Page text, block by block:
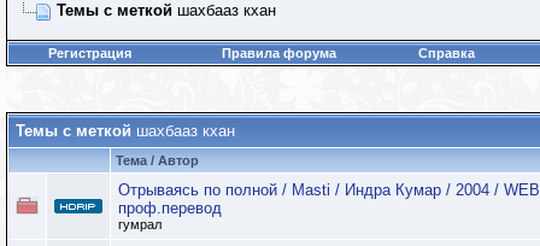
Темы с меткой шахбааз кхан
Регистрация Правила форума Справка
Темы с меткой шахбааз кхан
Тема / Автор
Отрываясь по полной / Masti / Индра Кумар / 2004 /
проф.перевод
гумрал